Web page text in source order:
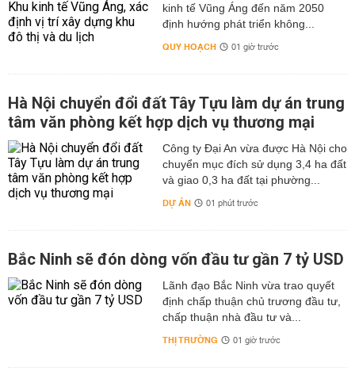
kinh tế Vũng Áng đến năm 2050
định hướng phát triển không...
QUY HOẠCH 01 giờ trước
Hà Nội chuyển đổi đất Tây Tựu làm dự án trung
tâm văn phòng kết hợp dịch vụ thương mại
Công ty Đại An vừa được Hà Nội cho
chuyển mục đích sử dụng 3,4 ha đất
và giao 0,3 ha đất tại phường...
DỰ ÁN 01 phút trước
Bắc Ninh sẽ đón dòng vốn đầu tư gần 7 tỷ USD
Lãnh đạo Bắc Ninh vừa trao quyết
định chấp thuận chủ trương đầu tư,
chấp thuận nhà đầu tư và...
THỊ TRƯỜNG 01 giờ trước